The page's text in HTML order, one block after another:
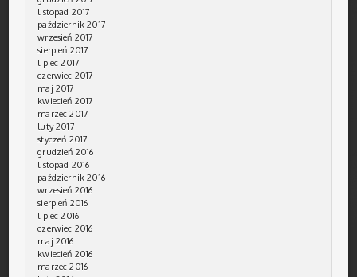
listopad 2017
październik 2017
wrzesień 2017
sierpień 2017
lipiec 2017
czerwiec 2017
maj 2017
kwiecień 2017
marzec 2017
luty 2017
styczeń 2017
grudzień 2016
listopad 2016
październik 2016
wrzesień 2016
sierpień 2016
lipiec 2016
czerwiec 2016
maj 2016
kwiecień 2016
marzec 2016